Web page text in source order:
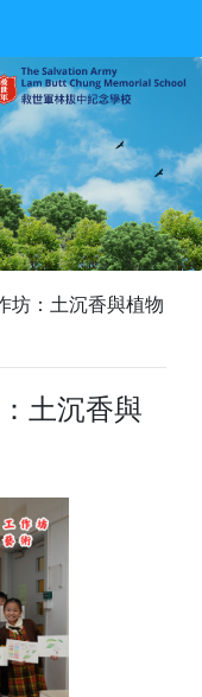
坊：土沉香與植物
土沉香與